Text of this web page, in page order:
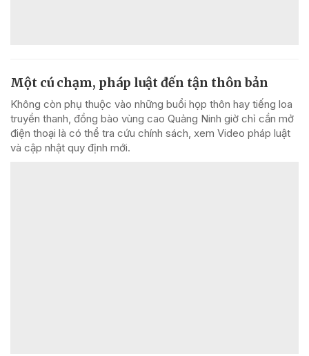
Một cú chạm, pháp luật đến tận thôn bản
Không còn phụ thuộc vào những buổi họp thôn hay tiếng loa
truyền thanh, đồng bào vùng cao Quảng Ninh giờ chỉ cần mở
điện thoại là có thể tra cứu chính sách, xem Video pháp luật
và cập nhật quy định mới.